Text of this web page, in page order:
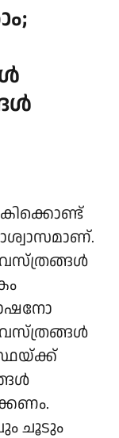
വസ്ത്രങ്ങൾ
ചൂടും